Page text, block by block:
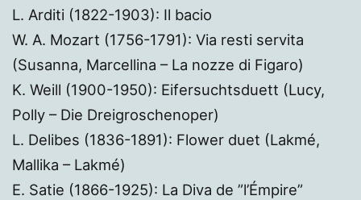
L. Arditi (1822-1903): Il bacio
W. A. Mozart (1756-1791): Via resti servita
(Susanna, Marcellina – La nozze di Figaro)
K. Weill (1900-1950): Eifersuchtsduett (Lucy,
Polly – Die Dreigroschenoper)
L. Delibes (1836-1891): Flower duet (Lakmé,
Mallika – Lakmé)
E. Satie (1866-1925): La Diva de ”l’Émpire”